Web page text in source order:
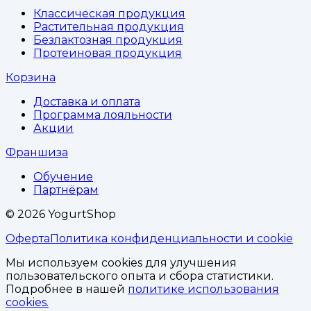
Классическая продукция
Растительная продукция
Безлактозная продукция
Протеиновая продукция
Корзина
Доставка и оплата
Программа лояльности
Акции
Франшиза
Обучение
Партнёрам
© 2026 YogurtShop
ОфертаПолитика конфиденциальности и cookie
Мы используем cookies для улучшения
пользовательского опыта и сбора статистики.
Подробнее в нашей политике использования
cookies.